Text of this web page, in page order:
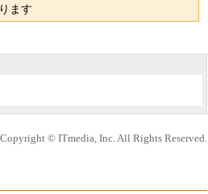
ます
Copyright © ITmedia, Inc. All Rights Reserved.